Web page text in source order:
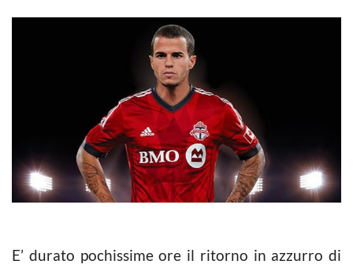
E’ durato pochissime ore il ritorno in azzurro di